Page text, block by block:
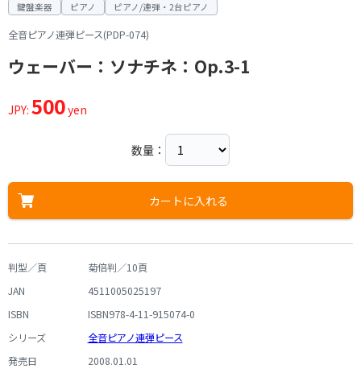
鍵盤楽器 ピアノ ピアノ/連弾・2台ピアノ
全音ピアノ連弾ピース(PDP-074)
ウェーバー：ソナチネ：Op.3-1
JPY: 500yen
数量：
カートに入れる
判型／頁
菊倍判／10頁
JAN
4511005025197
ISBN
ISBN978-4-11-915074-0
シリーズ
全音ピアノ連弾ピース
発売日
2008.01.01